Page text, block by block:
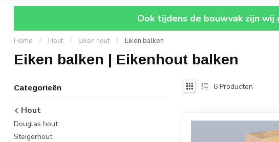
Ook tijdens de bouwvak zijn
Home / Hout / Eiken hout / Eiken balken
Eiken balken | Eikenhout balken
Categorieën
Hout
Douglas hout
Steigerhout
6 Producten